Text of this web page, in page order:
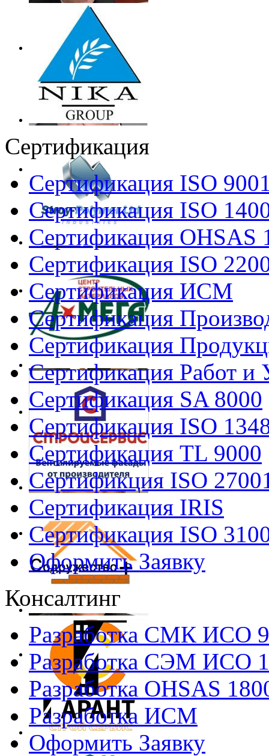
Сертификация
Сертификация ISO
Сертификация ISO
Сертификация OHSAS
Сертификация ISO
Сертификация ИСМ
Сертификация
Сертификация
Сертификация Работ и
Сертификация SA 8000
Сертификация ISO
Сертификация TL 9000
Сертификция ISO
Сертификация IRIS
Сертификация ISO
Оформить Заявку
Консалтинг
Разработка СМК ИСО
Разработка СЭМ ИСО
Разработка OHSAS
Разработка ИСМ
Оформить Заявку